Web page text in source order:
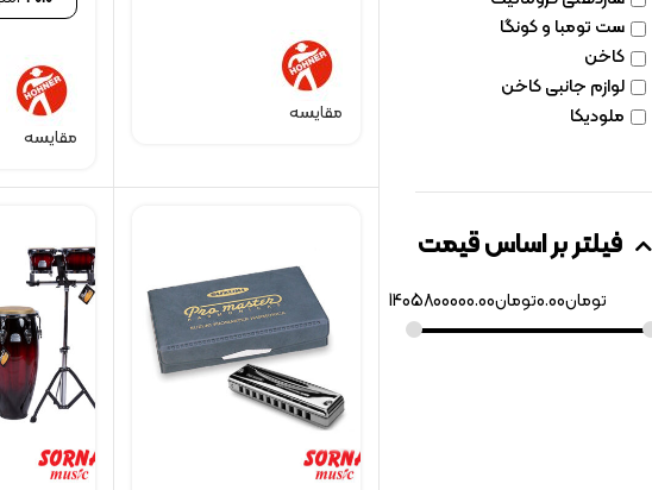
ست تومبا و کونگا
کاخن
لوازم جانبی کاخن
ملودیکا
فیلتر بر اساس قیمت
تومان0.00تومان1405800000.00
مقایسه
مقایسه